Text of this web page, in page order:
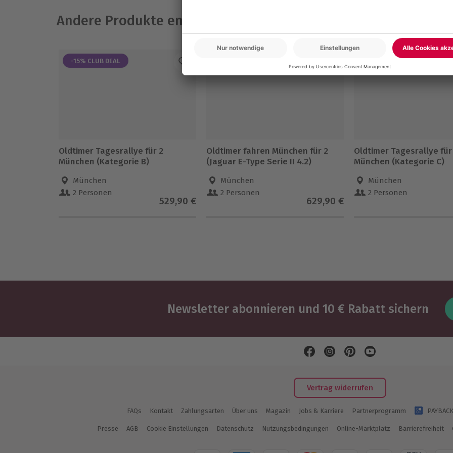
Andere Produkte entdecken
-15% CLUB DEAL
Oldtimer Tagesrallye für 2
München (Kategorie B)
München
2 Personen
529,90 €
Oldtimer fahren München für 2
(Jaguar E-Type Serie II 4.2)
München
2 Personen
629,90 €
Oldtimer Tagesrallye für
München (Kategorie C)
München
2 Personen
Newsletter abonnieren und 10 € Rabatt sichern
Vertrag widerrufen
FAQs Kontakt Zahlungsarten Über uns Magazin Jobs & Karriere Partnerprogramm PAYBACK
Presse AGB Cookie Einstellungen Datenschutz Nutzungsbedingungen Online-Marktplatz Barrierefreiheit